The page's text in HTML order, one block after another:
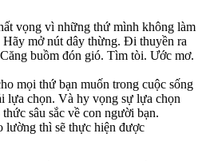
vọng vì những thứ mình không làm
Hãy mở nút dây thừng. Đi thuyền ra
buồm đón gió. Tìm tòi. Ước mơ.
mọi thứ bạn muốn trong cuộc sống
lựa chọn. Và hy vọng sự lựa chọn
sâu sắc về con người bạn.
lường thì sẽ thực hiện được